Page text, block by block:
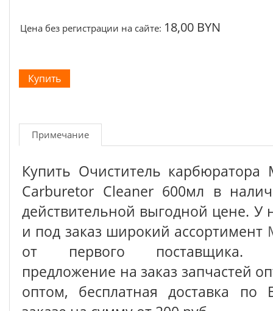
Цена без регистрации на сайте: 18,00 BYN
Примечание
Купить Очиститель карбюратора
Carburetor Cleaner 600мл в
действительной выгодной цене. У
и под заказ широкий ассортимент
от первого поставщика.
предложение на заказ запчастей
оптом, бесплатная доставка по